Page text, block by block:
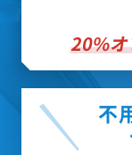
20%
不